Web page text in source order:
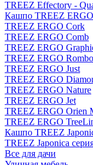
TREEZ Effectory -
Кашпо TREEZ ERGO
TREEZ ERGO Cork
TREEZ ERGO Comb
TREEZ ERGO
TREEZ ERGO Rombo
TREEZ ERGO Just
TREEZ ERGO
TREEZ ERGO Nature
TREEZ ERGO Jet
TREEZ ERGO Orien
TREEZ ERGO
Кашпо TREEZ
TREEZ Japonica
Все для дачи